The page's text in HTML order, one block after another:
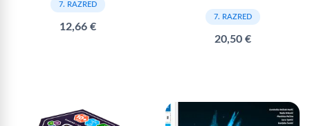
7. RAZRED
12,66 €
7. RAZRED
20,50 €